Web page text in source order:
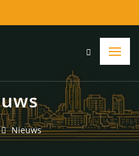
Nieuws